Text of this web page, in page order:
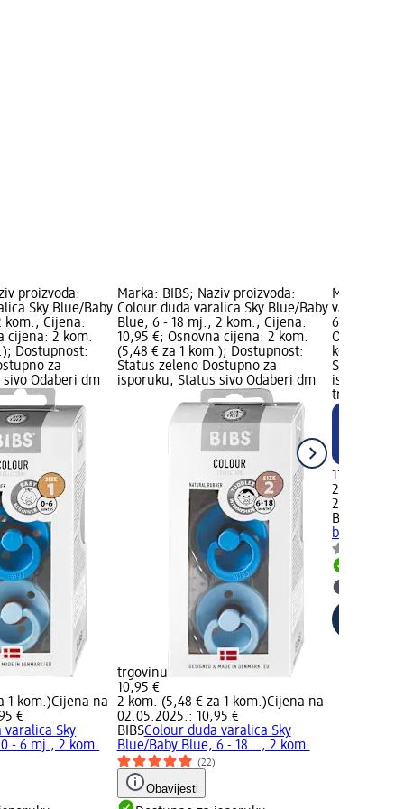
proizvoda:
Sky Blue/Baby
kom.; Cijena:
cijena: 2 kom.
Dostupnost:
za
Odaberi dm
1 kom.)Cijena na
€
varalica Sky
- 6 mj., 2 kom.
Marka: BIBS; Naziv proizvoda:
Colour duda varalica Sky Blue/Baby
Blue, 6 - 18 mj., 2 kom.; Cijena:
10,95 €; Osnovna cijena: 2 kom.
(5,48 € za 1 kom.); Dostupnost:
Status zeleno Dostupno za
isporuku, Status sivo Odaberi dm
trgovinu
10,95 €
2 kom. (5,48 € za 1 kom.)Cijena na
02.05.2025.: 10,95 €
BIBSColour duda varalica Sky
Blue/Baby Blue, 6 - 18..., 2 kom.
(22)
Obavijesti
Marka:
varalica
6 mj., 2
Osnovna
kom.);
Status
isporuku,
trgovinu
11,95 €
2 kom.
BIBS
bijela, 0 –